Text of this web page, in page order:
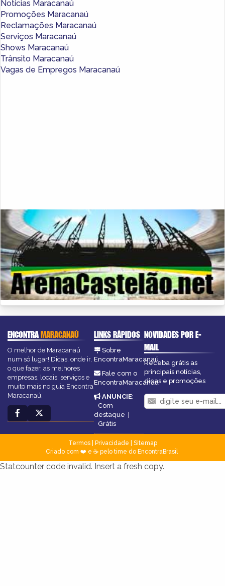
Notícias Maracanaú
Promoções Maracanaú
Reclamações Maracanaú
Serviços Maracanaú
Shows Maracanaú
Trânsito Maracanaú
Vagas de Empregos Maracanaú
ENCONTRAMARACANAÚ
O melhor de Maracanaú
num só lugar! Dicas, onde ir,
o que fazer, as melhores
empresas, locais, serviços e
muito mais no guia Encontra
Maracanaú.
LINKS RÁPIDOS
Sobre
EncontraMaracanaú
Fale com o
EncontraMaracanaú
ANUNCIE:
Com
destaque
Grátis
NOVIDADES POR E-
MAIL
Receba grátis as
principais notícias,
dicas e promoções
Termos| Privacidade
Sitemap
Criado com ❤️ e ☕ pelo time do EncontraBrasil
Statcounter code invalid. Insert a fresh copy.